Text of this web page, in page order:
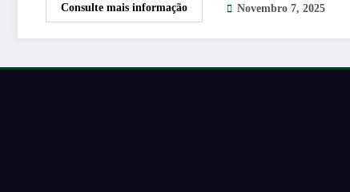
Consulte mais informação Novembro 7, 2025